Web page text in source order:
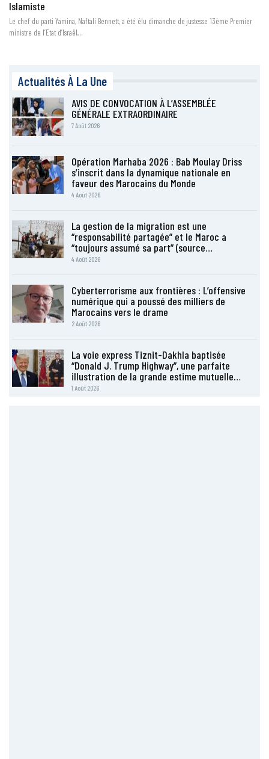
Islamiste
Le chef du parti Yamina, Naftali Bennett, a été élu dimanche de justesse 13ème Premier
ministre de l’Etat d’Israël.…
Actualités À La Une
AVIS DE CONVOCATION À L’ASSEMBLÉE
GÉNÉRALE EXTRAORDINAIRE
7 Août 2026
Opération Marhaba 2026 : Bab Moulay Driss
s’inscrit dans la dynamique nationale en
faveur des Marocains du Monde
4 Août 2026
La gestion de la migration est une
“responsabilité partagée” et le Maroc a
“toujours assumé sa part” (source…
4 Août 2026
Cyberterrorisme aux frontières : L’offensive
numérique qui a poussé des milliers de
Marocains vers le drame
2 Août 2026
La voie express Tiznit-Dakhla baptisée
“Donald J. Trump Highway”, une parfaite
illustration de la grande estime mutuelle…
1 Août 2026